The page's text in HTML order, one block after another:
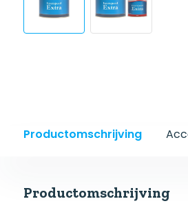
Productomschrijving
Productomschrijving